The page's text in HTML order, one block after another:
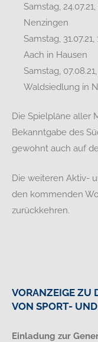
Samstag,
Nenzingen
Samstag,
Aach in Hausen
Samstag,
Waldsiedlung in
Die Spielpläne aller
Bekanntgabe des
gewohnt auch auf
Die weiteren Aktiv-
den kommenden
zurückkehren.
VORANZEIGE ZU
VON SPORT-
Einladung zur